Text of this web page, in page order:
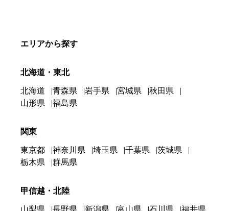
エリアから探す
北海道・東北
北海道 青森県 岩手県 宮城県
秋田県
山形県
福島県
関東
東京都 神奈川県 埼玉県 千葉県
茨城県
栃木県
群馬県
甲信越・北陸